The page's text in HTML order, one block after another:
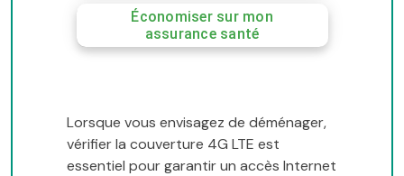
Économiser sur mon
assurance santé
Lorsque vous envisagez de déménager,
vérifier la couverture 4G LTE est
essentiel pour garantir un accès Internet